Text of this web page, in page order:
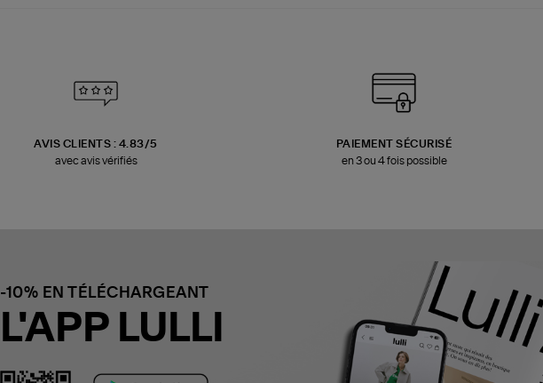
AVIS CLIENTS : 4.83/5
avec avis vérifiés
PAIEMENT SÉCURISÉ
en 3 ou 4 fois possible
-10% EN TÉLÉCHARGEANT
L'APP LULLI